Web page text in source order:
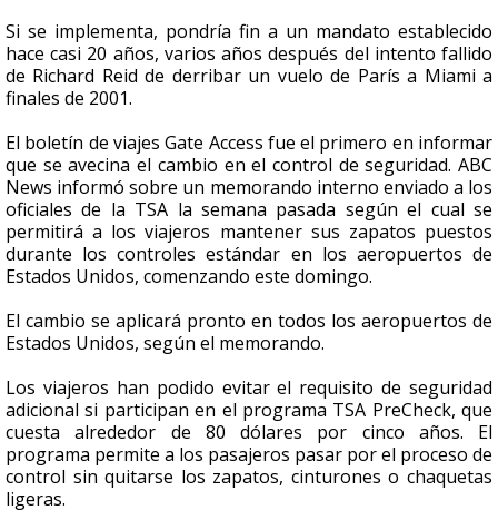
Si se implementa, pondría fin a un mandato establecido
hace casi 20 años, varios años después del intento fallido
de Richard Reid de derribar un vuelo de París a Miami a
finales de 2001.
El boletín de viajes Gate Access fue el primero en informar
que se avecina el cambio en el control de seguridad. ABC
News informó sobre un memorando interno enviado a los
oficiales de la TSA la semana pasada según el cual se
permitirá a los viajeros mantener sus zapatos puestos
durante los controles estándar en los aeropuertos de
Estados Unidos, comenzando este domingo.
El cambio se aplicará pronto en todos los aeropuertos de
Estados Unidos, según el memorando.
Los viajeros han podido evitar el requisito de seguridad
adicional si participan en el programa TSA PreCheck, que
cuesta alrededor de 80 dólares por cinco años. El
programa permite a los pasajeros pasar por el proceso de
control sin quitarse los zapatos, cinturones o chaquetas
ligeras.